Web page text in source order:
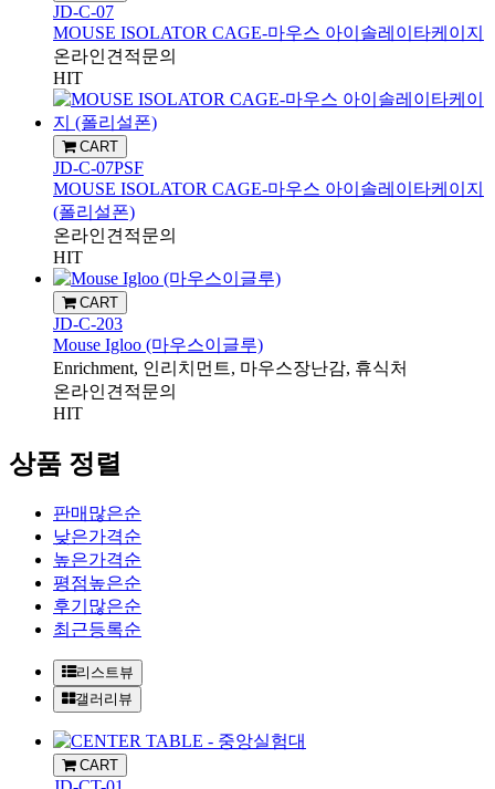
JD-C-07
MOUSE ISOLATOR CAGE-마우스 아이솔레이타케이지
온라인견적문의
HIT
CART
JD-C-07PSF
MOUSE ISOLATOR CAGE-마우스 아이솔레이타케이지
(폴리설폰)
온라인견적문의
HIT
CART
JD-C-203
Mouse Igloo (마우스이글루)
Enrichment, 인리치먼트, 마우스장난감, 휴식처
온라인견적문의
HIT
상품 정렬
판매많은순
낮은가격순
높은가격순
평점높은순
후기많은순
최근등록순
리스트뷰
갤러리뷰
CART